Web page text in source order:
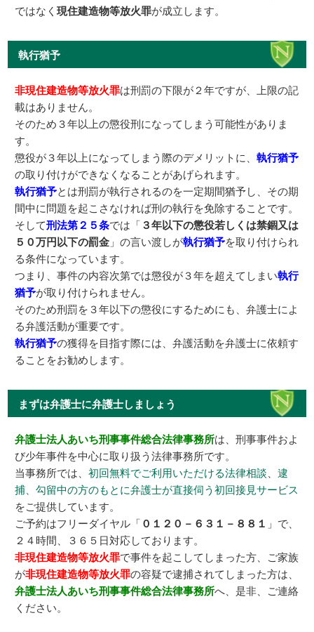
ではなく現住建造物等放火罪が成立します。
執行猶予
非現住建造物等放火罪は刑罰の下限が２年ですが、上限の記
載はありません。
そのため３年以上の懲役刑になってしまう可能性がありま
す。
懲役が３年以上になってしまう際のデメリットに、執行猶予
の取り付けができなくなることがあげられます。
執行猶予とは刑罰が執行されるのを一定期間猶予し、その期
間中に問題を起こさなければ刑の執行を免除することです。
そして刑法第２５条では「 ３年以下の懲役若しくは禁錮又は
５０万円以下の罰金 」の言い渡しが執行猶予を取り付けられ
る条件になっています。
つまり、事件の内容次第では懲役が３年を超えてしまい執行
猶予が取り付けられません。
そのため刑罰を３年以下の懲役にするためにも、弁護士によ
る弁護活動が重要です。
執行猶予の獲得を目指す際には、弁護活動を弁護士に依頼す
ることをお勧めします。
まずは弁護士に弁護士しましょう
弁護士法人あいち刑事事件総合法律事務所は、刑事事件およ
び少年事件を中心に取り扱う法律事務所です。
当事務所では、初回無料でご利用いただける法律相談 、逮
捕、勾留中の方のもとに弁護士が直接伺う初回接見サービス
をご提供しています。
ご予約はフリーダイヤル「 ０１２０－６３１－８８１ 」で、
２４時間、３６５日対応しております。
非現住建造物等放火罪で事件を起こしてしまった方、ご家族
が非現住建造物等放火罪の容疑で逮捕されてしまった方は、
弁護士法人あいち刑事事件総合法律事務所へ、是非、ご連絡
ください。